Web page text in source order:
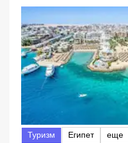
Туризм Египет еще